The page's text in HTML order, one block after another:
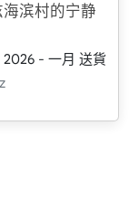
滨村的宁静
2026 - 一月 送貨